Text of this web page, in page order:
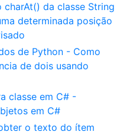
da classe String
determinada posição
de Python - Como
de dois usando
classe em C# -
em C#
o texto do ítem